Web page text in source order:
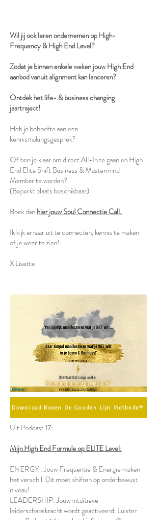
Wil jij ook leren ondernemen op High-
Frequency & High End Level?
Zodat je binnen enkele weken jouw High End
aanbod vanuit alignment kan lanceren?
Ontdek het life- & business changing
jaartraject!
Heb je behoefte aan een
kennismakingsgesprek?
Of ben je klaar om direct All-In te gaan en High
End Elite Shift Business & Mastermind
Member te worden?
(Beperkt plaats beschikbaar)
Boek danhier jouw Soul Connectie Call.
Ik kijk ernaar uit te connecten, kennis te maken
of je weer te zien!
X Lisette
Download Boven De Gouden Lijn Methode®
Uit Podcast 17:
Mijn High End Formule op ELITE Level:
ENERGY : Jouw Frequentie & Energie maken
het verschil. Dit moet shiften op onderbewust
niveau!
LEADERSHIP: Jouw intuïtieve
leiderschapskracht wordt geactiveerd. Luister